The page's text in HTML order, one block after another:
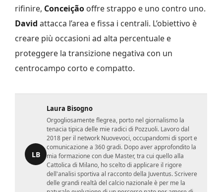
rifinire, Conceição offre strappo e uno contro uno.
David attacca l’area e fissa i centrali. L’obiettivo è
creare più occasioni ad alta percentuale e
proteggere la transizione negativa con un
centrocampo corto e compatto.
LB
Laura Bisogno
Orgogliosamente flegrea, porto nel giornalismo la
tenacia tipica delle mie radici di Pozzuoli. Lavoro dal
2018 per il network Nuovevoci, occupandomi di sport e
comunicazione a 360 gradi. Dopo aver approfondito la
mia formazione con due Master, tra cui quello alla
Cattolica di Milano, ho scelto di applicare il rigore
dell'analisi sportiva al racconto della Juventus. Scrivere
delle grandi realtà del calcio nazionale è per me la